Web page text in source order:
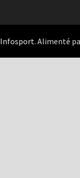
Infosport. Alimenté